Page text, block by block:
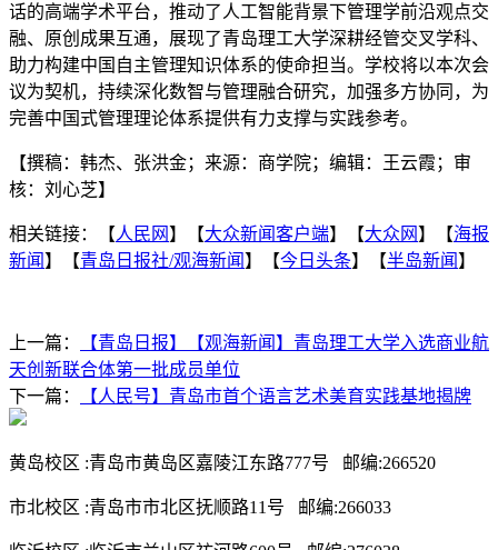
话的高端学术平台，推动了人工智能背景下管理学前沿观点交
融、原创成果互通，展现了青岛理工大学深耕经管交叉学科、
助力构建中国自主管理知识体系的使命担当。学校将以本次会
议为契机，持续深化数智与管理融合研究，加强多方协同，为
完善中国式管理理论体系提供有力支撑与实践参考。
【撰稿：韩杰、张洪金；来源：商学院；编辑：王云霞；审
核：刘心芝】
相关链接：【人民网 】【大众新闻客户端】【大众网 】【海报
新闻 】【青岛日报社/观海新闻 】【今日头条】【半岛新闻 】
上一篇：
【青岛日报】【观海新闻】青岛理工大学入选商业航
天创新联合体第一批成员单位
下一篇：
【人民号】青岛市首个语言艺术美育实践基地揭牌
黄岛校区 :青岛市黄岛区嘉陵江东路777号 邮编:266520
市北校区 :青岛市市北区抚顺路11号 邮编:266033